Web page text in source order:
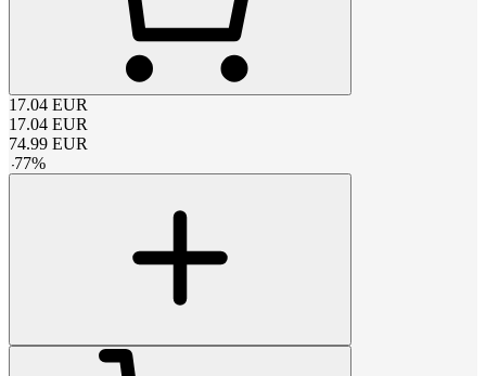
17.04 EUR
17.04 EUR
74.99 EUR
-77%